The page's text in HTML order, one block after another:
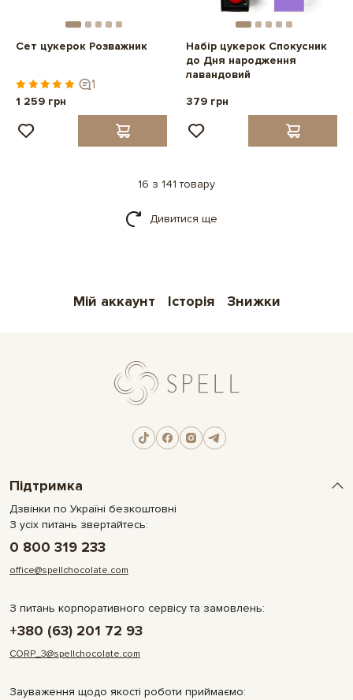
Сет цукерок Розважник
1
1 259 грн
Набір цукерок Спокусник
до Дня народження
лавандовий
379 грн
16 з 141 товару
Дивитися ще
Мій аккаунт Історія Знижки
Підтримка
Дзвінки по Україні безкоштовні
З усіх питань звертайтесь:
0 800 319 233
office@spellchocolate.com
З питань корпоративного сервісу та замовлень:
+380 (63) 201 72 93
CORP_3@spellchocolate.com
Зауваження щодо якості роботи приймаємо: